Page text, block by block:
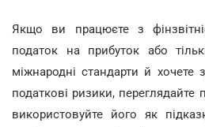
Якщо ви працюєте з
податок на прибуток або
міжнародні стандарти й хочете
податкові ризики, переглядайте
використовуйте його як